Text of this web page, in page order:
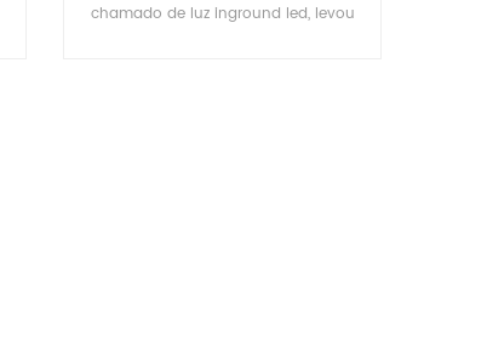
chamado de luz inground led, levou